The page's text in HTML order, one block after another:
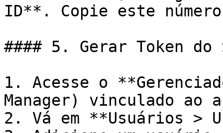
ID**. Copie este
#### 5. Gerar Token do
1. Acesse o
Manager) vinculado ao
2. Vá em **Usuários >